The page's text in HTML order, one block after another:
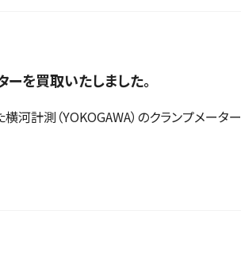
を買取いたしました。
計測（YOKOGAWA）のクランプメーター